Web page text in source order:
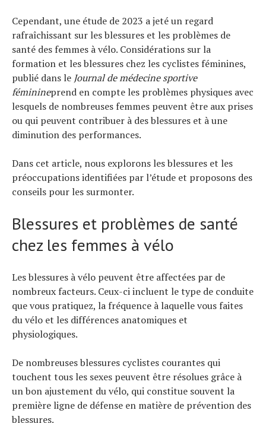
Cependant, une étude de 2023 a jeté un regard
rafraîchissant sur les blessures et les problèmes de
santé des femmes à vélo. Considérations sur la
formation et les blessures chez les cyclistes féminines,
publié dans le Journal de médecine sportive
féminineprend en compte les problèmes physiques avec
lesquels de nombreuses femmes peuvent être aux prises
ou qui peuvent contribuer à des blessures et à une
diminution des performances.
Dans cet article, nous explorons les blessures et les
préoccupations identifiées par l’étude et proposons des
conseils pour les surmonter.
Blessures et problèmes de santé
chez les femmes à vélo
Les blessures à vélo peuvent être affectées par de
nombreux facteurs. Ceux-ci incluent le type de conduite
que vous pratiquez, la fréquence à laquelle vous faites
du vélo et les différences anatomiques et
physiologiques.
De nombreuses blessures cyclistes courantes qui
touchent tous les sexes peuvent être résolues grâce à
un bon ajustement du vélo, qui constitue souvent la
première ligne de défense en matière de prévention des
blessures.